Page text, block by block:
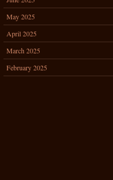
May 2025
April 2025
March 2025
February 2025